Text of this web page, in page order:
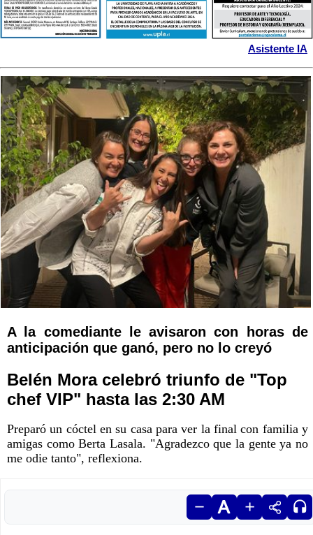
Asistente IA
A la comediante le avisaron con horas de
anticipación que ganó, pero no lo creyó
Belén Mora celebró triunfo de "Top
chef VIP" hasta las 2:30 AM
Preparó un cóctel en su casa para ver la final con familia y
amigas como Berta Lasala. "Agradezco que la gente ya no
me odie tanto", reflexiona.